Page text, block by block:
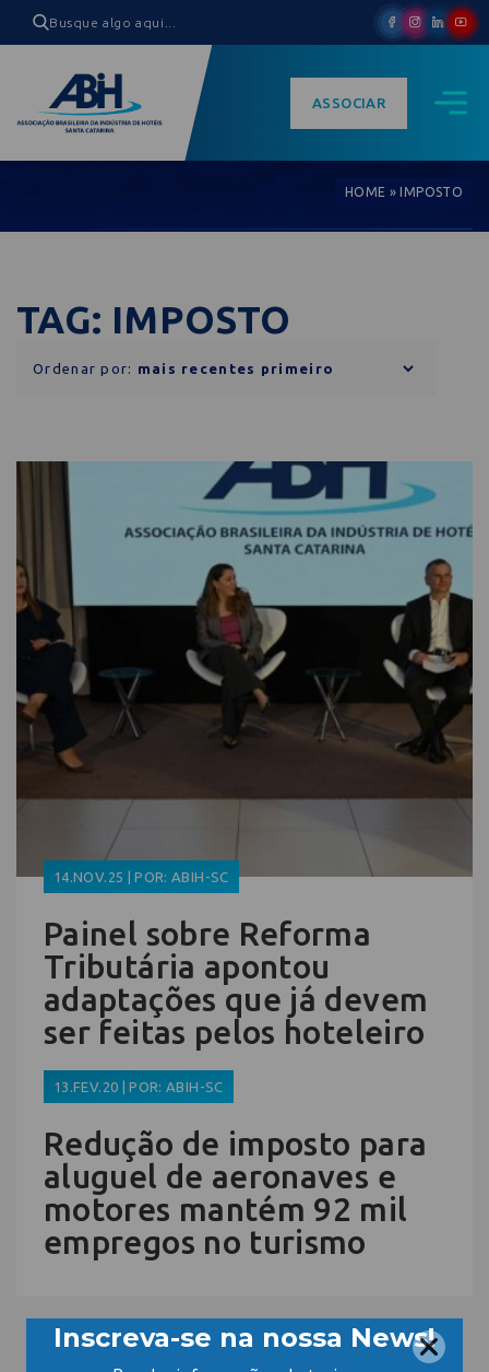
ASSOCIAR
HOME »IMPOSTO
TAG: IMPOSTO
Ordenar por:
14.NOV.25 | POR: ABIH-SC
Painel sobre Reforma
Tributária apontou
adaptações que já devem
ser feitas pelos hoteleiro
13.FEV.20 | POR: ABIH-SC
Redução de imposto para
aluguel de aeronaves e
motores mantém 92 mil
empregos no turismo